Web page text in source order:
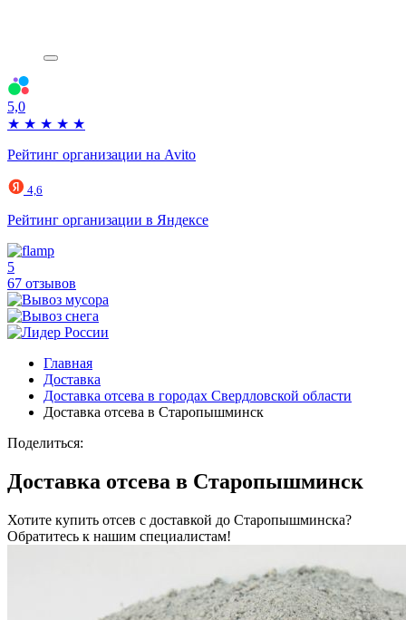
5,0
★ ★ ★ ★ ★
Рейтинг организации на Avito
4,6
Рейтинг организации в Яндексе
5
67 отзывов
Главная
Доставка
Доставка отсева в городах Свердловской области
Доставка отсева в Старопышминск
Поделиться:
Доставка отсева в Старопышминск
Хотите купить отсев с доставкой до Старопышминска?
Обратитесь к нашим специалистам!